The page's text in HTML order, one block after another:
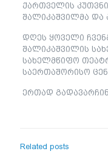
ქართველის
შალიკაშვილმა და
დღეს ყოველი
შალიკაშვილის
სახელმწიფო
საერთაშორისო
ერთად
Related posts